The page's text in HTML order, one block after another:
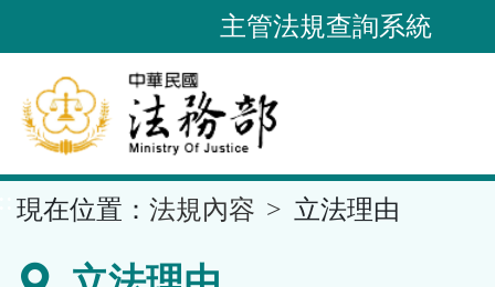
到
要
內
容
區
主管法規查詢系統
現在位置： 法規內容 立法理由